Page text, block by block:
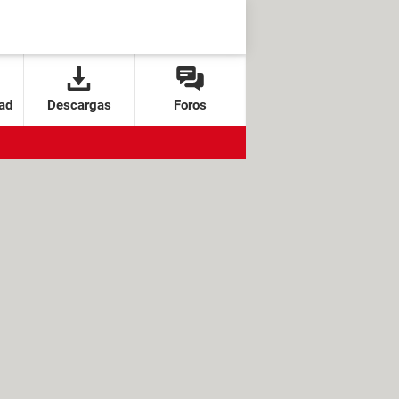
Descargas Foros